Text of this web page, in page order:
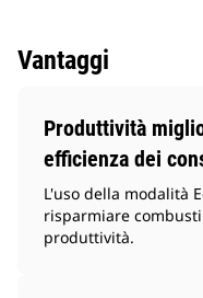
Vantaggi
Produttività
efficienza dei
L'uso della modalità
risparmiare
produttività.